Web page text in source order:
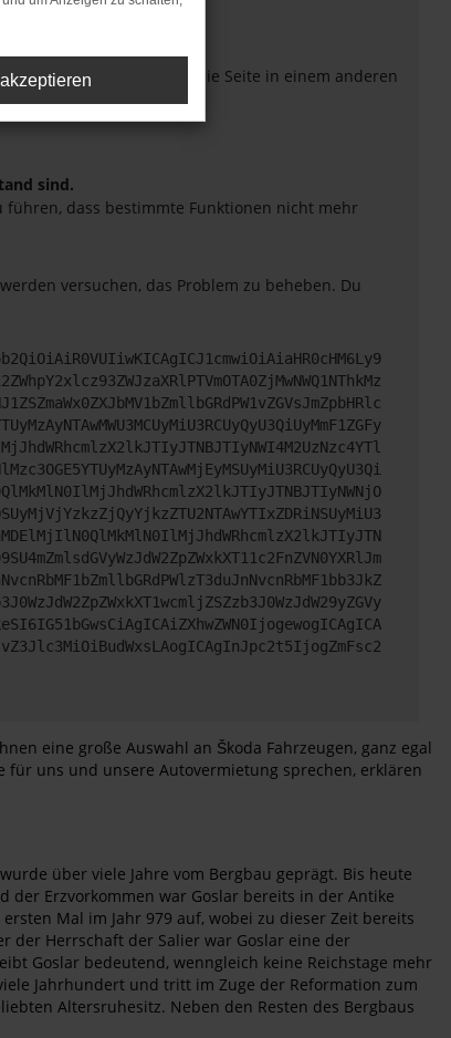
verhindern. Funktioniert die Seite in einem anderen
sind.
dass bestimmte Funktionen nicht mehr
versuchen, das Problem zu beheben. Du
eine große Auswahl an Škoda Fahrzeugen, ganz egal
für uns und unsere Autovermietung sprechen, erklären
über viele Jahre vom Bergbau geprägt. Bis heute
der Erzvorkommen war Goslar bereits in der Antike
Mal im Jahr 979 auf, wobei zu dieser Zeit bereits
der Herrschaft der Salier war Goslar eine der
Goslar bedeutend, wenngleich keine Reichstage mehr
Jahrhundert und tritt im Zuge der Reformation zum
Altersruhesitz. Neben den Resten des Bergbaus